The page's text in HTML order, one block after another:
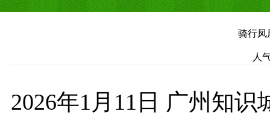
骑行凤
人
2026年1月11日 广州知识